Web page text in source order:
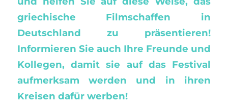
griechische Filmschaffen in
Deutschland zu präsentieren!
Informieren Sie auch Ihre Freunde und
Kollegen, damit sie auf das Festival
aufmerksam werden und in ihren
Kreisen dafür werben!